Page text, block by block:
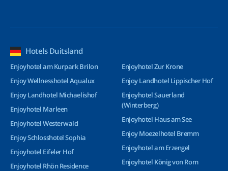
Hotels Duitsland
Enjoyhotel am Kurpark Brilon
Enjoy Wellnesshotel Aqualux
Enjoy Landhotel Michaelishof
Enjoyhotel Marleen
Enjoyhotel Westerwald
Enjoy Schlosshotel Sophia
Enjoyhotel Eifeler Hof
Enjoyhotel Rhön Residence
Enjoyhotel Zur Krone
Enjoy Landhotel Lippischer Hof
Enjoyhotel Sauerland
(Winterberg)
Enjoyhotel Haus am See
Enjoy Moezelhotel Bremm
Enjoyhotel am Erzengel
Enjoyhotel König von Rom